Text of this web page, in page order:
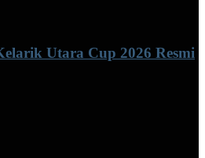
Utara Cup 2026 Resmi